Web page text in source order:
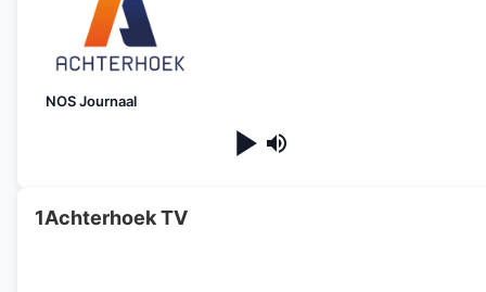
NOS Journaal
1Achterhoek TV